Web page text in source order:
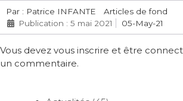
Par : Patrice INFANTE
Articles de fond
Publication : 5 mai 2021
05-May-21
Vous devez vous inscrire et être
un commentaire.